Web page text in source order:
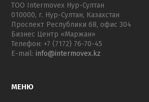
ТОО Intermovex Нур-Султан
010000, г. Нур-Султан, Казахстан
Проспект Республики 68, офис 304
Бизнес Центр «Маржан»
Телефон: +7 (7172) 76-70-45
E-mail:info@intermovex.kz
МЕНЮ